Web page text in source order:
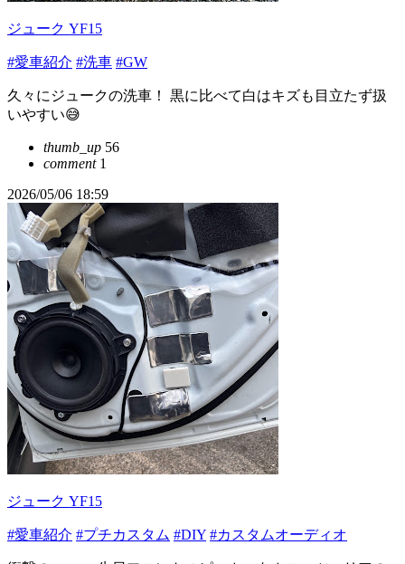
ジューク YF15
#愛車紹介 #洗車 #GW
久々にジュークの洗車！ 黒に比べて白はキズも目立たず扱
いやすい😅
thumb_up 56
comment1
2026/05/06 18:59
ジューク YF15
#愛車紹介 #プチカスタム #DIY #カスタムオーディオ